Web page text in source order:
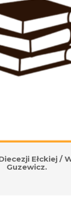
Ełckiej /
Guzewicz.